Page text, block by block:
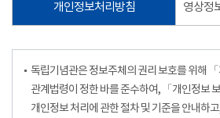
개인정보처리방침 영상정
독립기념관은 정보주체의 권리 보호를 위해
관계법령이 정한 바를 준수하여, 「개인정보
개인정보 처리에 관한 절차 및 기준을 안내하